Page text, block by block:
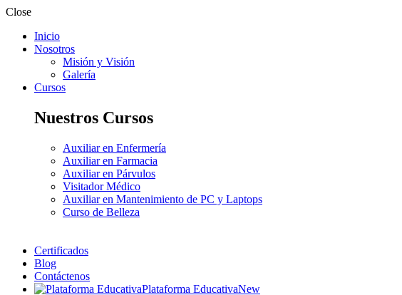
Close
Inicio
Nosotros
Misión y Visión
Galería
Cursos
Nuestros Cursos
Auxiliar en Enfermería
Auxiliar en Farmacia
Auxiliar en Párvulos
Visitador Médico
Auxiliar en Mantenimiento de PC y Laptops
Curso de Belleza
Certificados
Blog
Contáctenos
Plataforma EducativaNew